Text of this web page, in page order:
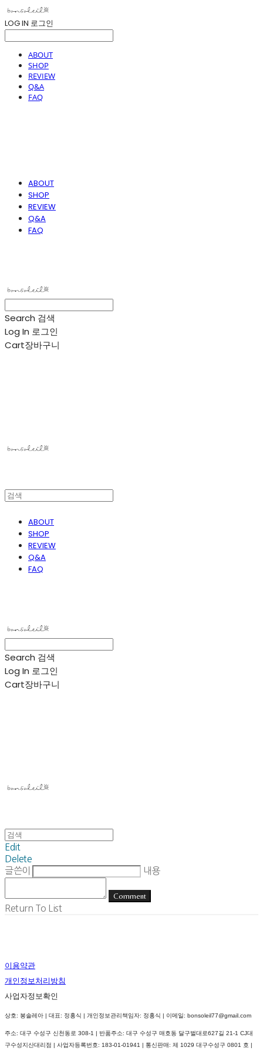
LOG IN 로그인
ABOUT
SHOP
REVIEW
Q&A
FAQ
ABOUT
SHOP
REVIEW
Q&A
FAQ
Search 검색
Log In 로그인
Cart장바구니
ABOUT
SHOP
REVIEW
Q&A
FAQ
Search 검색
Log In 로그인
Cart장바구니
Edit
Delete
글쓴이
내용
Comment
Return To List
이용약관
개인정보처리방침
사업자정보확인
상호: 봉솔레아 | 대표: 정홍식 | 개인정보관리책임자: 정홍식 | 이메일: bonsoleil77@gmail.com
주소: 대구 수성구 신천동로 308-1 | 반품주소: 대구 수성구 매호동 달구벌대로627길 21-1 CJ대
구수성지산대리점 | 사업자등록번호: 183-01-01941 | 통신판매: 제 1029 대구수성구 0801 호 |